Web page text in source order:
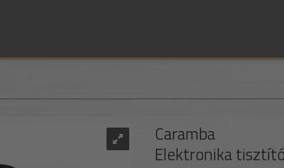
Caramba
Elektronika tisztító